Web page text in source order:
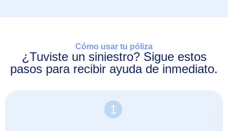
Cómo usar tu póliza
¿Tuviste un siniestro? Sigue estos
pasos para recibir ayuda de inmediato.
1